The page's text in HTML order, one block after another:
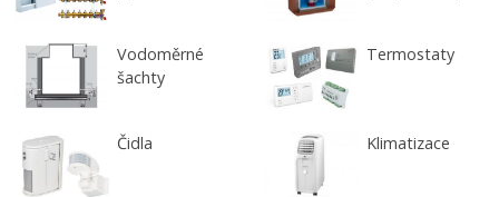
Vodoměrné
šachty
Termostaty
Čidla Klimatizace